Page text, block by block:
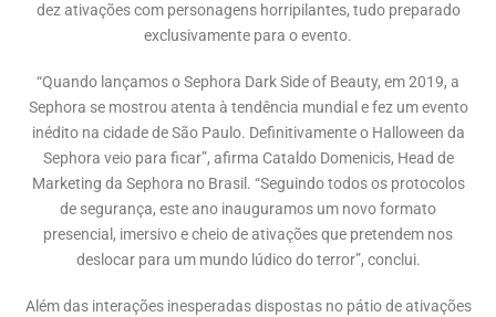
dez ativações com personagens horripilantes, tudo preparado
exclusivamente para o evento.
“Quando lançamos o Sephora Dark Side of Beauty, em 2019, a
Sephora se mostrou atenta à tendência mundial e fez um evento
inédito na cidade de São Paulo. Definitivamente o Halloween da
Sephora veio para ficar”, afirma Cataldo Domenicis, Head de
Marketing da Sephora no Brasil. “Seguindo todos os protocolos
de segurança, este ano inauguramos um novo formato
presencial, imersivo e cheio de ativações que pretendem nos
deslocar para um mundo lúdico do terror”, conclui.
Além das interações inesperadas dispostas no pátio de ativações